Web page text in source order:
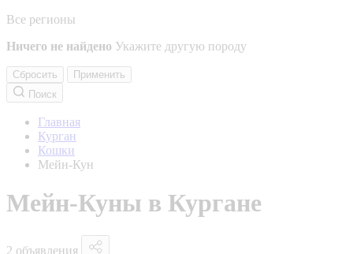
Все регионы
Ничего не найдено Укажите другую породу
Сбросить
Применить
Поиск
Главная
Курган
Кошки
Мейн-Кун
Мейн-Куны в Кургане
2 объявления